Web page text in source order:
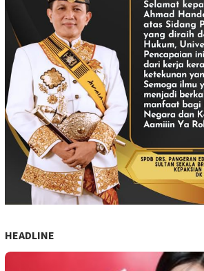
HEADLINE